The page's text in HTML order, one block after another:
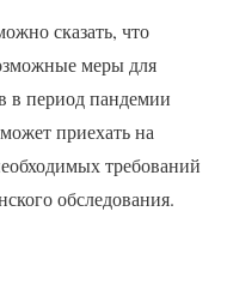
сказать, что
меры для
в период пандемии
приехать на
требований
обследования.